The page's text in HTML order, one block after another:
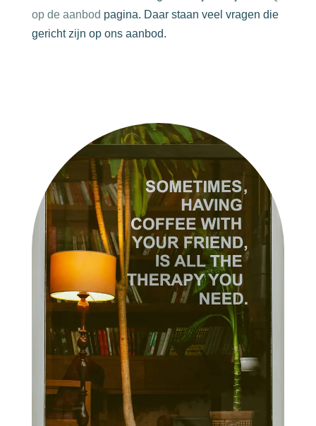
op de aanbod pagina. Daar staan veel vragen die
gericht zijn op ons aanbod.